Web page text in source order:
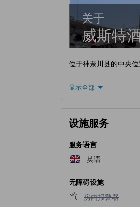
关于
威斯特
位于神奈川县的中央
显示全部
设施服务
服务语言
英语
无障碍设施
不提供房内报警器
房内报警器